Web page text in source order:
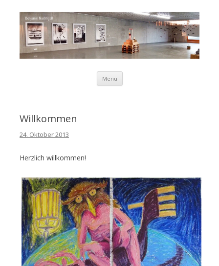
Benjamin
Nachtigall
Menü Zum Inhalt springen
Willkommen
24. Oktober 2013
Herzlich willkommen!